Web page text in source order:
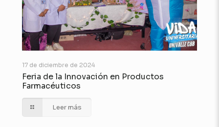
17 de diciembre de 2024
Feria de la Innovación en Productos
Farmacéuticos
Leer más